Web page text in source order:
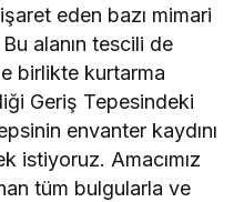
eden bazı mimari
alanın tescili de
birlikte kurtarma
Geriş Tepesindeki
envanter kaydını
istiyoruz. Amacımız
tüm bulgularla ve